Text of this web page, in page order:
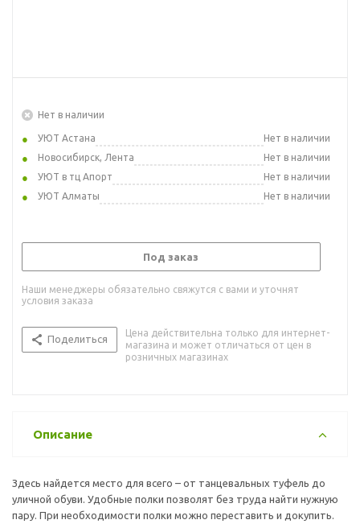
Нет в наличии
УЮТ Астана
Нет в наличии
Новосибирск, Лента
Нет в наличии
УЮТ в тц Апорт
Нет в наличии
УЮТ Алматы
Нет в наличии
Под заказ
Наши менеджеры обязательно свяжутся с вами и уточнят
условия заказа
Поделиться
Цена действительна только для интернет-
магазина и может отличаться от цен в
розничных магазинах
Описание
Здесь найдется место для всего – от танцевальных туфель до
уличной обуви. Удобные полки позволят без труда найти нужную
пару. При необходимости полки можно переставить и докупить.